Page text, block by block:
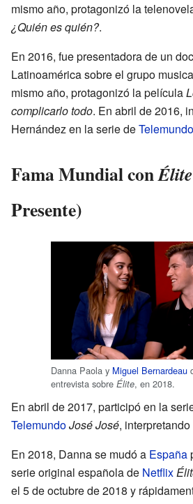
mismo año, protagonizó la
¿Quién es quién?.
En 2016, fue presentadora de un
Latinoamérica sobre el grupo
mismo año, protagonizó la película
complicarlo todo. En abril de 2016,
Hernández en la serie deTelemundo
Fama Mundial conÉlite
Presente)
Danna Paola y Miguel Bernardeau
entrevista sobre Élite, en 2018.
En abril de 2017, participó en la
TelemundoJosé José,
En 2018, Danna se mudó a España
serie original española de Netflix
el 5 de octubre de 2018 y